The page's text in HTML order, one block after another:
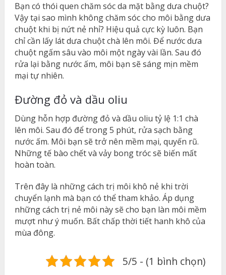
Bạn có thói quen chăm sóc da mặt bằng dưa chuột?
Vậy tại sao mình không chăm sóc cho môi bằng dưa
chuột khi bị nứt nẻ nhỉ? Hiệu quả cực kỳ luôn. Bạn
chỉ cần lấy lát dưa chuột chà lên môi. Để nước dưa
chuột ngấm sâu vào môi một ngày vài lần. Sau đó
rửa lại bằng nước ấm, môi bạn sẽ sáng mịn mềm
mại tự nhiên.
Đường đỏ và dầu oliu
Dùng hỗn hợp đường đỏ và dầu oliu tỷ lệ 1:1 chà
lên môi. Sau đó để trong 5 phút, rửa sạch bằng
nước ấm. Môi bạn sẽ trở nên mềm mại, quyến rũ.
Những tế bào chết và vảy bong tróc sẽ biến mất
hoàn toàn.
Trên đây là những cách trị môi khô nẻ khi trời
chuyển lạnh mà bạn có thể tham khảo. Áp dụng
những cách trị nẻ môi này sẽ cho bạn làn môi mềm
mượt như ý muốn. Bất chấp thời tiết hanh khô của
mùa đông.
5/5 - (1 bình chọn)